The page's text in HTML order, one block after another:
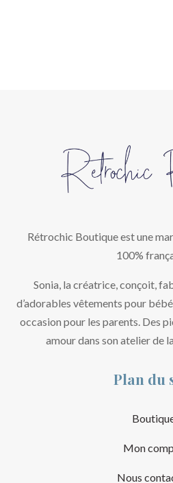
Rétrochic Boutique est une
100%
Sonia, la créatrice, conçoit,
d’adorables vêtements pour
occasion pour les parents. Des
amour dans son atelier de
Plan du
Mon
Nous